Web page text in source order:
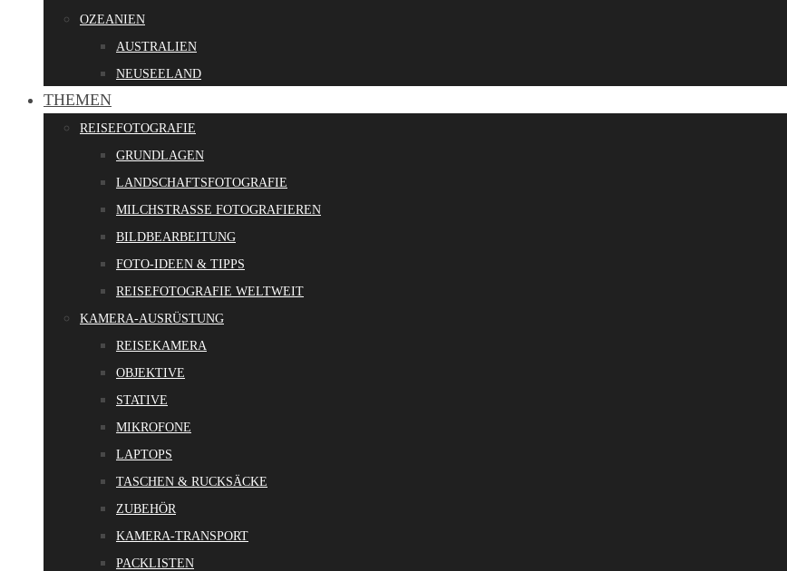
OZEANIEN
AUSTRALIEN
NEUSEELAND
THEMEN
REISEFOTOGRAFIE
GRUNDLAGEN
LANDSCHAFTSFOTOGRAFIE
MILCHSTRASSE FOTOGRAFIEREN
BILDBEARBEITUNG
FOTO-IDEEN & TIPPS
REISEFOTOGRAFIE WELTWEIT
KAMERA-AUSRÜSTUNG
REISEKAMERA
OBJEKTIVE
STATIVE
MIKROFONE
LAPTOPS
TASCHEN & RUCKSÄCKE
ZUBEHÖR
KAMERA-TRANSPORT
PACKLISTEN